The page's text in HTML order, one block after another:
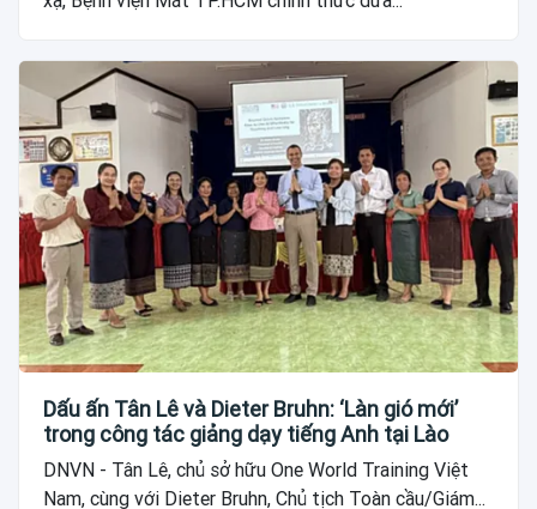
Dấu ấn Tân Lê và Dieter Bruhn: ‘Làn gió mới’
trong công tác giảng dạy tiếng Anh tại Lào
DNVN - Tân Lê, chủ sở hữu One World Training Việt
Nam, cùng với Dieter Bruhn, Chủ tịch Toàn cầu/Giám...